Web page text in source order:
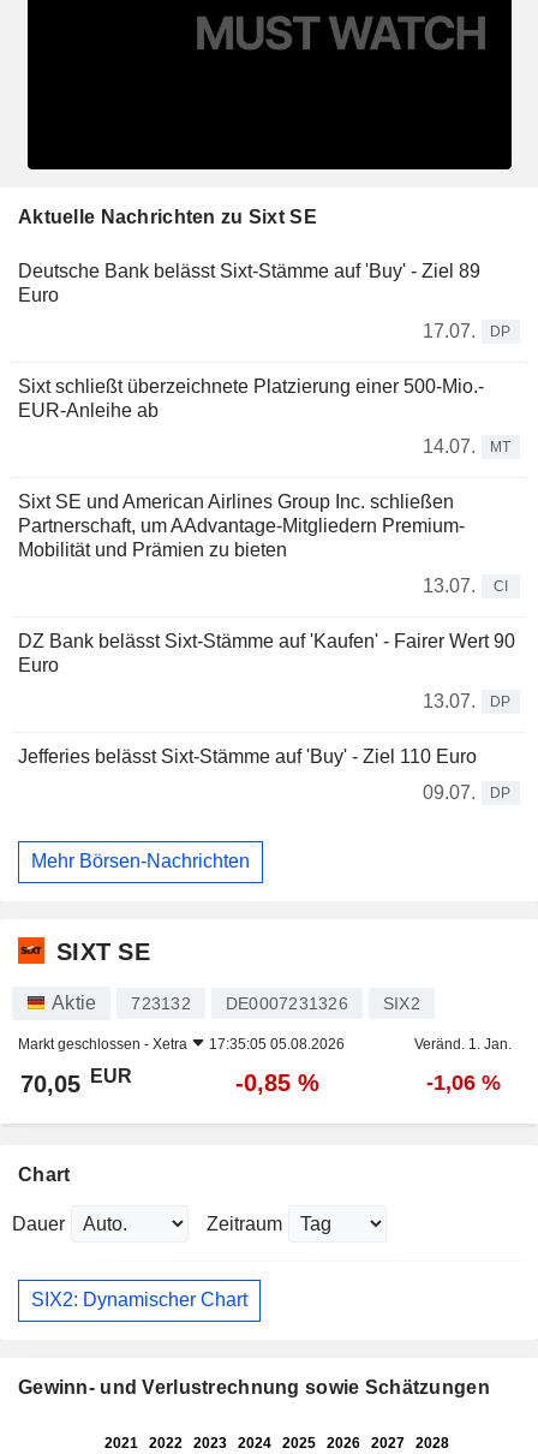
Aktuelle Nachrichten zu Sixt SE
Deutsche Bank belässt Sixt-Stämme auf 'Buy' - Ziel 89
Euro
17.07.
DP
Sixt schließt überzeichnete Platzierung einer 500-Mio.-
EUR-Anleihe ab
14.07.
MT
Sixt SE und American Airlines Group Inc. schließen
Partnerschaft, um AAdvantage-Mitgliedern Premium-
Mobilität und Prämien zu bieten
13.07.
CI
DZ Bank belässt Sixt-Stämme auf 'Kaufen' - Fairer Wert 90
Euro
13.07.
DP
Jefferies belässt Sixt-Stämme auf 'Buy' - Ziel 110 Euro
09.07.
DP
Mehr Börsen-Nachrichten
SIXT SE
Aktie 723132 DE0007231326 SIX2
Markt geschlossen - Xetra 17:35:05 05.08.2026 Veränd. 1. Jan.
70,05 EUR -0,85 % -1,06 %
Chart
Dauer Zeitraum
SIX2: Dynamischer Chart
Gewinn- und Verlustrechnung sowie Schätzungen